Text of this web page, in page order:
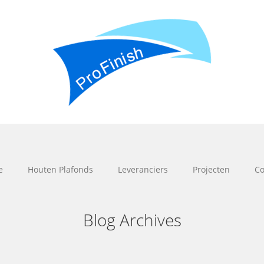
Houten Plafonds Leveranciers Projecten
Blog Archives